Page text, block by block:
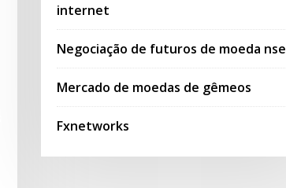
internet
Negociação de futuros de moeda nse
Mercado de moedas de gêmeos
Fxnetworks